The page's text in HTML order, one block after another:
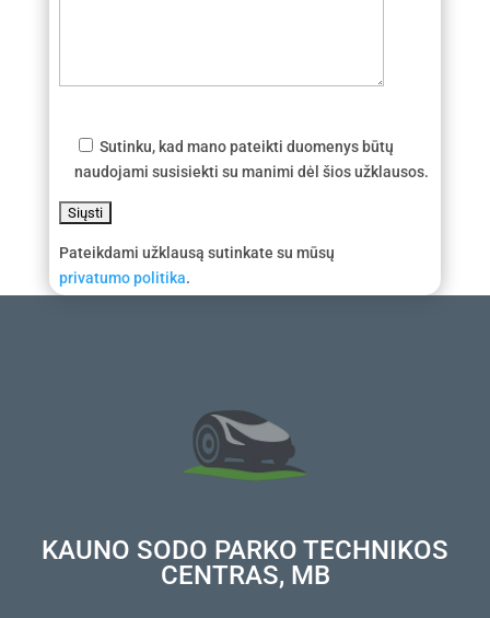
Sutinku, kad mano pateikti duomenys būtų
naudojami susisiekti su manimi dėl šios užklausos.
Pateikdami užklausą sutinkate su mūsų
privatumo politika.
KAUNO SODO PARKO TECHNIKOS
CENTRAS, MB